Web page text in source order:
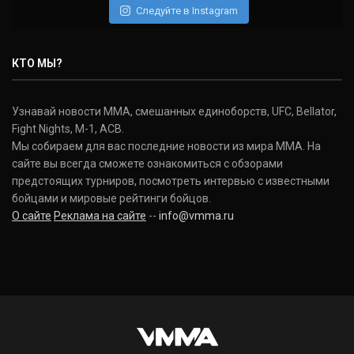
Donald Cerrone
(36-15-0, 1)
Исраэль Адесанья
Israel Adesanya
(19-0-0, 0)
Следуйте в Instagram
КТО МЫ?
Узнавай новости ММА, смешанных единоборств, UFC, Bellator,
Fight Nights, M-1, ACB.
Мы собираем для вас последние новости из мира ММА. На
сайте вы всегда сможете ознакомиться с обзорами
предстоящих турниров, посмотреть интервью с известными
бойцами и мировые рейтинги бойцов.
О сайте Реклама на сайте -- info@vmma.ru